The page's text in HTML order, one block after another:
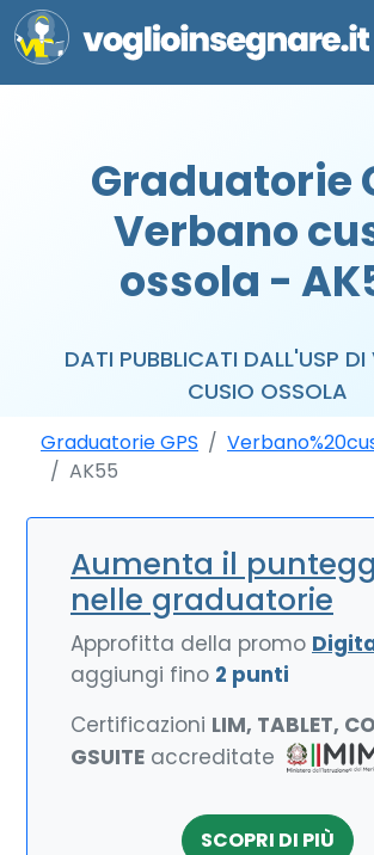
Graduatorie
Verbano
ossola -
DATI PUBBLICATI DALL'USP DI
CUSIO OSSOLA
Graduatorie GPS
AK55
Aumenta il
nelle graduatorie
Approfitta della promo
aggiungi fino 2 punti
Certificazioni LIM, TABLET,
GSUITE accreditate
SCOPRI DI PIÙ